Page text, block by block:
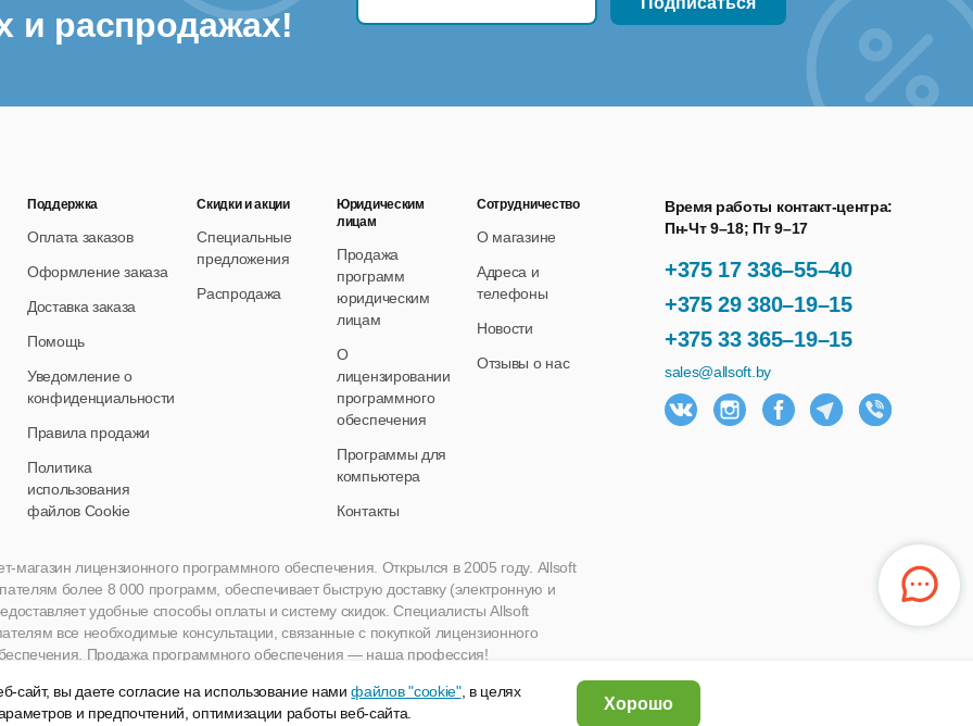
и распродажах!
+375 17 336–55–40
+375 29 380–19–15
+375 33 365–19–15
Время работы контакт-центра:
Пн-Чт 9–18; Пт 9–17
sales@allsoft.by
Поддержка
Оплата заказов
Оформление заказа
Доставка заказа
Помощь
Уведомление о
конфиденциальности
Правила продажи
Политика
использования
файлов Cookie
Скидки и акции
Специальные
предложения
Распродажа
Юридическим
лицам
Продажа
программ
юридическим
лицам
О
лицензировании
программного
обеспечения
Программы для
компьютера
Контакты
Сотрудничество
О магазине
Адреса и
телефоны
Новости
Отзывы о нас
магазин лицензионного программного обеспечения. Открылся в 2005 году. Allsoft
более 8 000 программ, обеспечивает быструю доставку (электронную и
удобные способы оплаты и систему скидок. Специалисты Allsoft
все необходимые консультации, связанные с покупкой лицензионного
Продажа программного обеспечения — наша профессия!
сайт, вы даете согласие на использование намифайлов "cookie", в целях
и предпочтений, оптимизации работы веб-сайта.
Хорошо